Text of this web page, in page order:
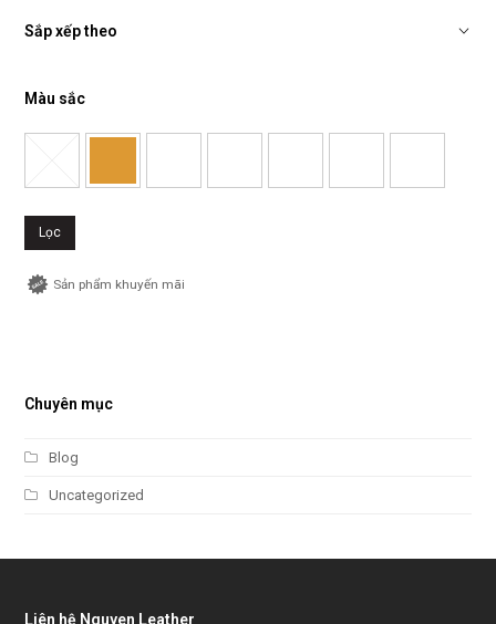
Sắp xếp theo
Màu sắc
Lọc
Sản phẩm khuyến mãi
Chuyên mục
Blog
Uncategorized
Liên hệ Nguyen Leather